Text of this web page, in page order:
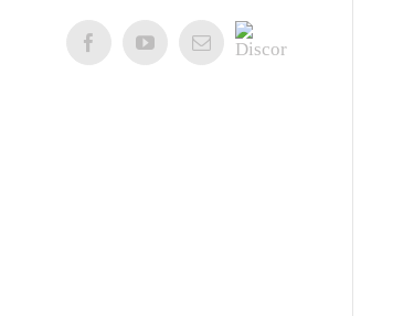
FacebookYouTubeEmail
Discord